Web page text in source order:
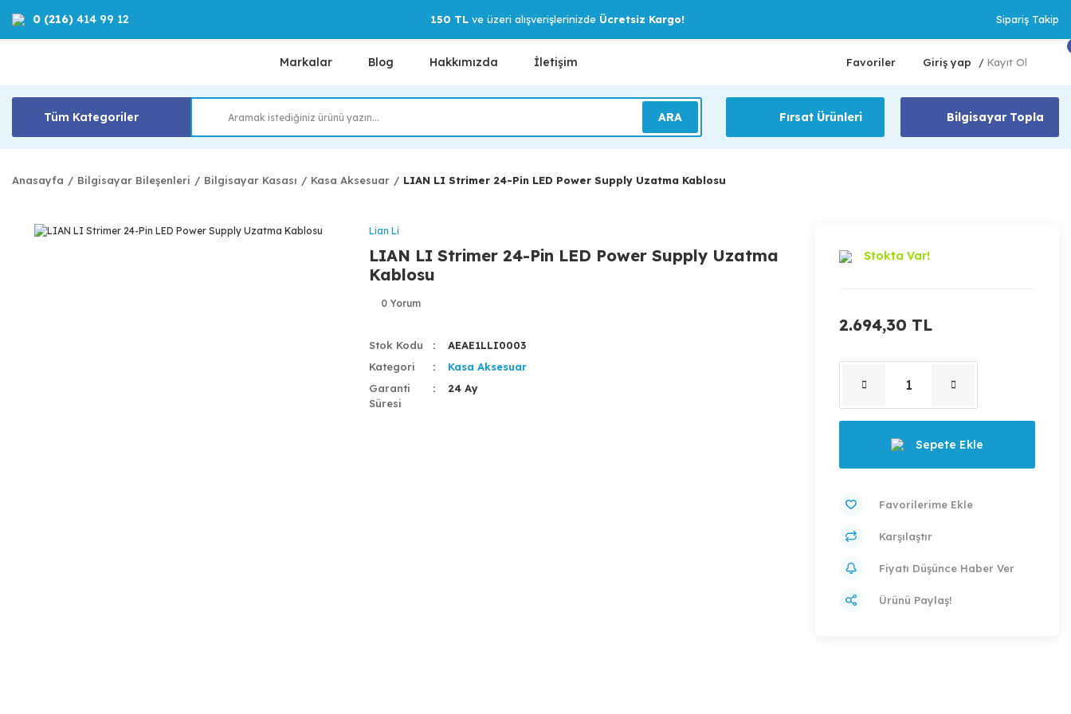
0 (216) 414 99 12 150 TLve üzeri alışverişlerinizde Ücretsiz Kargo! Sipariş Takip
Markalar Blog Hakkımızda İletişim Favoriler Giriş yap / Kayıt Ol
Tüm Kategoriler ARA Fırsat Ürünleri Bilgisayar Topla
Anasayfa Bilgisayar Bileşenleri Bilgisayar Kasası Kasa Aksesuar LIAN LI Strimer 24-Pin LED Power Supply Uzatma Kablosu
Lian Li
LIAN LI Strimer 24-Pin LED Power Supply Uzatma
Kablosu
0 Yorum
Stok Kodu
AEAE1LLI0003
Kategori
Kasa Aksesuar
Garanti
Süresi
24 Ay
Stokta Var!
2.694,30 TL
Sepete Ekle
Karşılaştır
Fiyatı Düşünce Haber Ver
Ürünü Paylaş!